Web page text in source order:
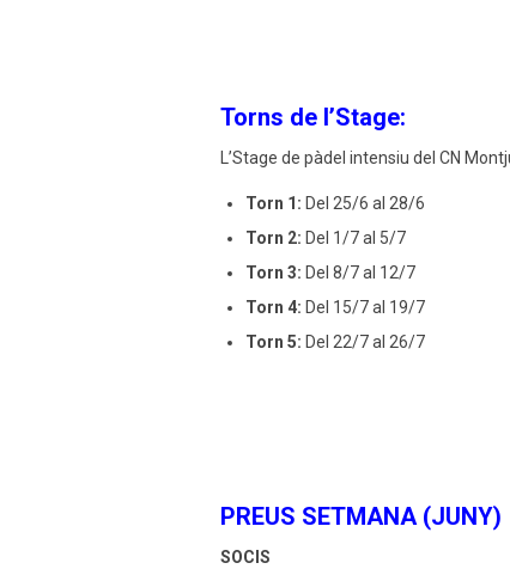
Torns de l’Stage:
L’Stage de pàdel intensiu del CN
Torn 1: Del 25/6 al 28/6
Torn 2: Del 1/7 al 5/7
Torn 3: Del 8/7 al 12/7
Torn 4: Del 15/7 al 19/7
Torn 5: Del 22/7 al 26/7
PREUS SETMANA (JUNY)
SOCIS